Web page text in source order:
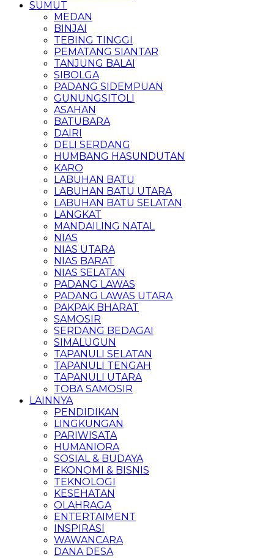
SUMUT
MEDAN
BINJAI
TEBING TINGGI
PEMATANG SIANTAR
TANJUNG BALAI
SIBOLGA
PADANG SIDEMPUAN
GUNUNGSITOLI
ASAHAN
BATUBARA
DAIRI
DELI SERDANG
HUMBANG HASUNDUTAN
KARO
LABUHAN BATU
LABUHAN BATU UTARA
LABUHAN BATU SELATAN
LANGKAT
MANDAILING NATAL
NIAS
NIAS UTARA
NIAS BARAT
NIAS SELATAN
PADANG LAWAS
PADANG LAWAS UTARA
PAKPAK BHARAT
SAMOSIR
SERDANG BEDAGAI
SIMALUGUN
TAPANULI SELATAN
TAPANULI TENGAH
TAPANULI UTARA
TOBA SAMOSIR
LAINNYA
PENDIDIKAN
LINGKUNGAN
PARIWISATA
HUMANIORA
SOSIAL & BUDAYA
EKONOMI & BISNIS
TEKNOLOGI
KESEHATAN
OLAHRAGA
ENTERTAIMENT
INSPIRASI
WAWANCARA
DANA DESA